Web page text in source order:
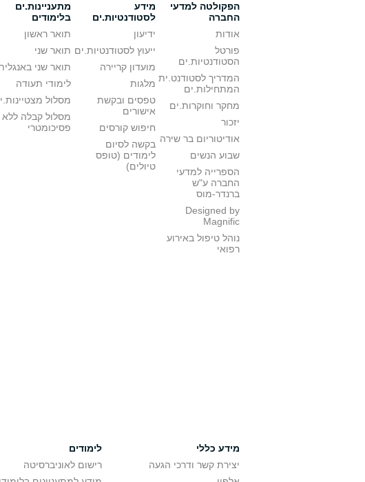
הפקולטה למדעי
החברה
אודות
פורטל
הסטודנטיות.ים
המדריך לסטודנט.ית
המתחילות.ים
מחקר וחוקרות.ים
יזכור
אודיטוריום בר שירה
שבוע הנשים
הספרייה למדעי
החברה ע"ש
ברנדר-מוס
Designed by
Magnific
נוהל טיפול באירוע
רפואי
מידע
לסטודנטיות.ים
ידיעון
ייעוץ לסטודנטיות.ים
מועדון קריירה
מלגות
טפסים ובקשת
אישורים
חיפוש קורסים
בקשה לסיום
לימודים (טופס
טיולים)
מתעניינות.ים
בלימודים
תואר ראשון
תואר שני
תואר שני
לימודי תעודה
מסלול
מסלול קבלה ללא
פסיכומטרי
מידע כללי
יצירת קשר ודרכי הגעה
לימודים
רישום לאוניברסיטה